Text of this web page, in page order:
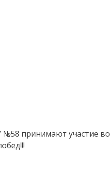
№58 принимают участие во